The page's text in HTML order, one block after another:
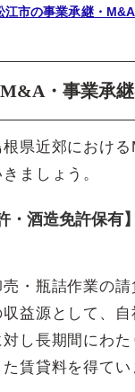
江市の事業承継・
・事業承
県近郊におけ
ましょう。
・酒造免許保有
・瓶詰作業の請
益源として、
し長期間にわ
賃貸料を得てい